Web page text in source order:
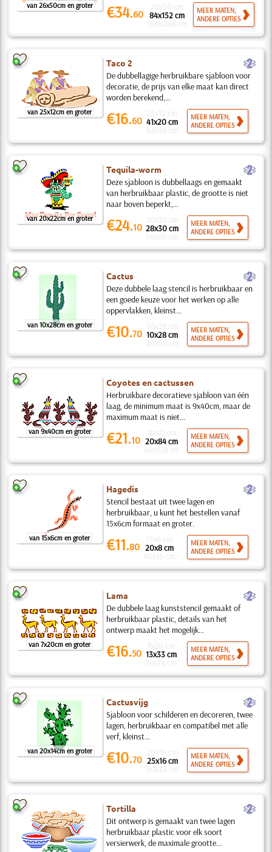
van 26x50cm en groter €34.60 84x152 cm
MEER MATEN,
ANDERE OPTIES
van 25x12cm en groter
Taco 2 b
De dubbellagige herbruikbare sjabloon voor
decoratie, de prijs van elke maat kan direct
worden berekend,...
€16.60 41x20 cm
MEER MATEN,
ANDERE OPTIES
van 20x22cm en groter
Tequila-worm b
Deze sjabloon is dubbellaags en gemaakt
van herbruikbaar plastic, de grootte is niet
naar boven beperkt,...
€24.10 28x30 cm
MEER MATEN,
ANDERE OPTIES
van 10x28cm en groter
Cactus b
Deze dubbele laag stencil is herbruikbaar en
een goede keuze voor het werken op alle
oppervlakken, kleinst...
€10.70 10x28 cm
MEER MATEN,
ANDERE OPTIES
van 9x40cm en groter
Coyotes en cactussen
Herbruikbare decoratieve sjabloon van één
laag, de minimum maat is 9x40cm, maar de
maximum maat is niet...
€21.10 20x84 cm
MEER MATEN,
ANDERE OPTIES
van 15x6cm en groter
Hagedis b
Stencil bestaat uit twee lagen en
herbruikbaar, u kunt het bestellen vanaf
15x6cm formaat en groter.
€11.80 20x8 cm
MEER MATEN,
ANDERE OPTIES
van 7x20cm en groter
Lama b
De dubbele laag kunststencil gemaakt of
herbruikbaar plastic, details van het
ontwerp maakt het mogelijk...
€16.50 13x33 cm
MEER MATEN,
ANDERE OPTIES
van 20x14cm en groter
Cactusvijg b
Sjabloon voor schilderen en decoreren, twee
lagen, herbruikbaar en compatibel met alle
verf, kleinst...
€10.70 25x16 cm
MEER MATEN,
ANDERE OPTIES
Tortilla b
Dit ontwerp is gemaakt van twee lagen
herbruikbaar plastic voor elk soort
versierwerk, de maximale grootte...